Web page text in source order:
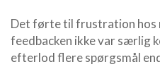
Det førte til frustration hos
feedbacken ikke var særlig
efterlod flere spørgsmål